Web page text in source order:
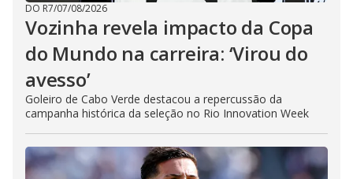
DO R7/07/08/2026
Vozinha revela impacto da Copa
do Mundo na carreira: ‘Virou do
avesso’
Goleiro de Cabo Verde destacou a repercussão da
campanha histórica da seleção no Rio Innovation Week